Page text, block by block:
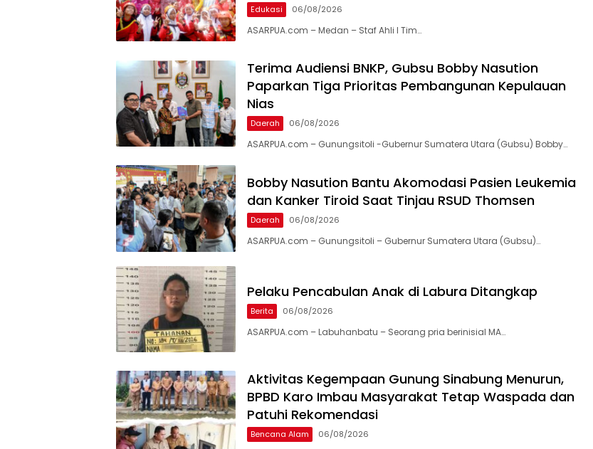
Edukasi 06/08/2026
ASARPUA.com – Medan – Staf Ahli I Tim…
Terima Audiensi BNKP, Gubsu Bobby Nasution
Paparkan Tiga Prioritas Pembangunan Kepulauan
Nias
Daerah 06/08/2026
ASARPUA.com – Gunungsitoli -Gubernur Sumatera Utara (Gubsu) Bobby…
Bobby Nasution Bantu Akomodasi Pasien Leukemia
dan Kanker Tiroid Saat Tinjau RSUD Thomsen
Daerah 06/08/2026
ASARPUA.com – Gunungsitoli – Gubernur Sumatera Utara (Gubsu)…
Pelaku Pencabulan Anak di Labura Ditangkap
Berita 06/08/2026
ASARPUA.com – Labuhanbatu – Seorang pria berinisial MA…
Aktivitas Kegempaan Gunung Sinabung Menurun,
BPBD Karo Imbau Masyarakat Tetap Waspada dan
Patuhi Rekomendasi
Bencana Alam 06/08/2026